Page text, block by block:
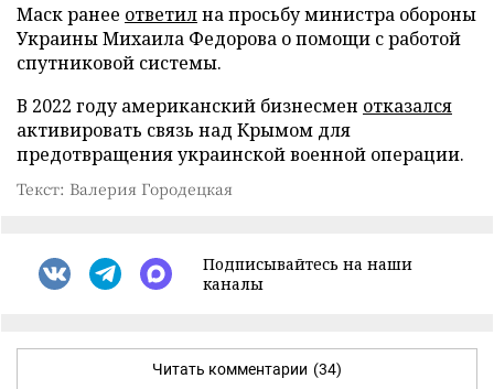
Маск ранее ответилна просьбу министра обороны
Украины Михаила Федорова о помощи с работой
спутниковой системы.
В 2022 году американский бизнесмен отказался
активировать связь над Крымом для
предотвращения украинской военной операции.
Текст: Валерия Городецкая
Подписывайтесь на наши
каналы
Читать комментарии (34)